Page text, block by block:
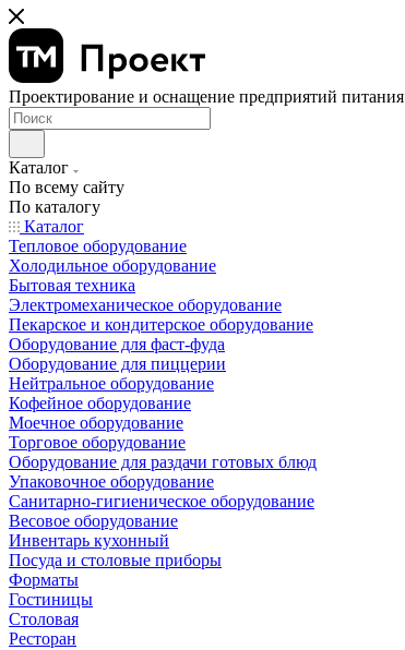
Проектирование и оснащение предприятий питания
Каталог
По всему сайту
По каталогу
Каталог
Тепловое оборудование
Холодильное оборудование
Бытовая техника
Электромеханическое оборудование
Пекарское и кондитерское оборудование
Оборудование для фаст-фуда
Оборудование для пиццерии
Нейтральное оборудование
Кофейное оборудование
Моечное оборудование
Торговое оборудование
Оборудование для раздачи готовых блюд
Упаковочное оборудование
Санитарно-гигиеническое оборудование
Весовое оборудование
Инвентарь кухонный
Посуда и столовые приборы
Форматы
Гостиницы
Столовая
Ресторан